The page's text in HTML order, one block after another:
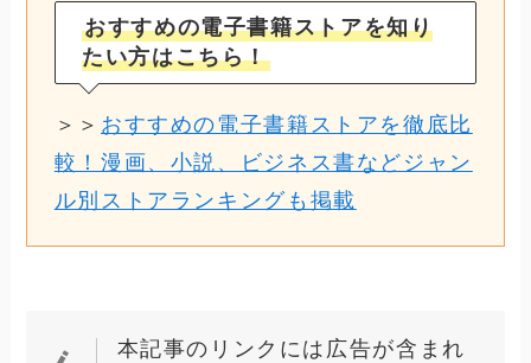
おすすめの電子書籍ストアを知り
たい方はこちら！
＞＞ おすすめの電子書籍ストアを徹底比
較！漫画、小説、ビジネス書などジャン
ル別ストアランキングも掲載
本記事のリンクには広告が含まれ